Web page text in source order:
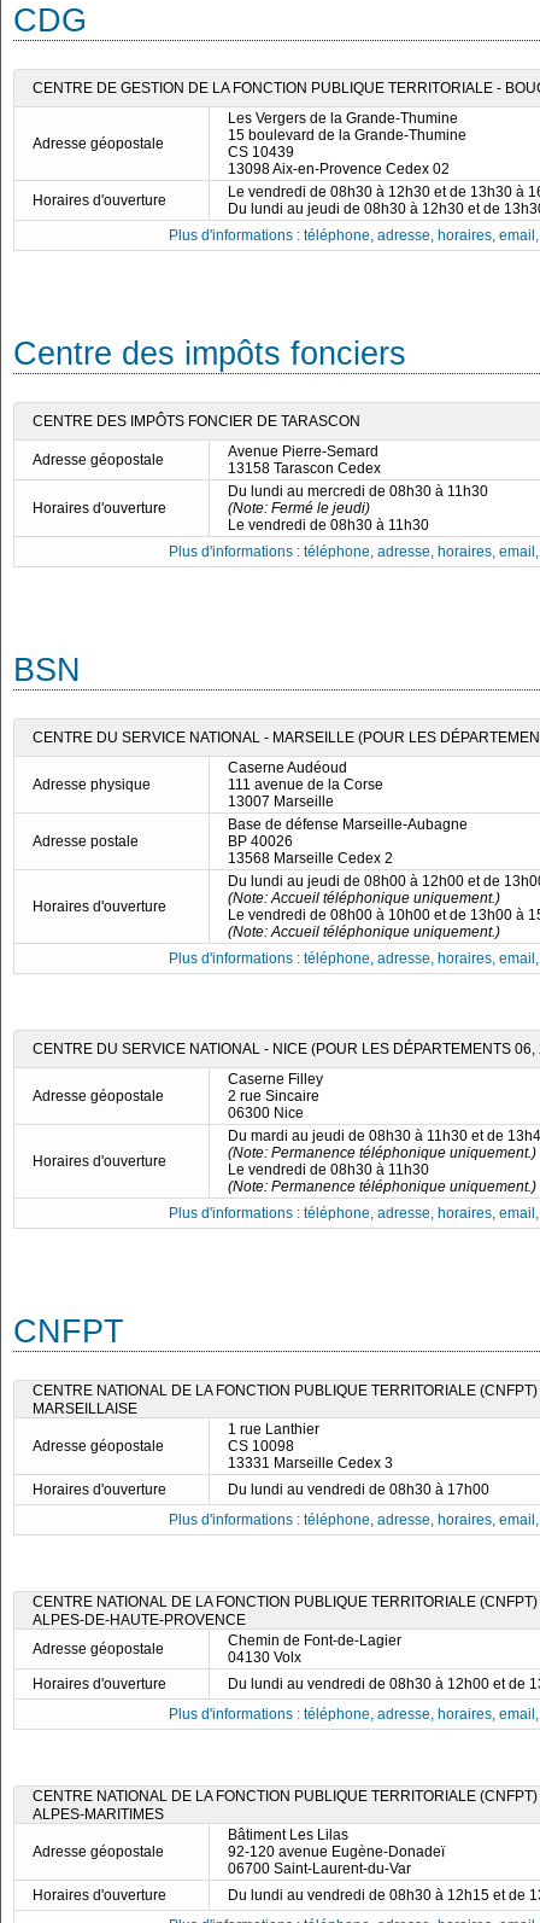
CDG
CENTRE DE GESTION DE LA FONCTION PUBLIQUE TERRITORIALE -
Adresse géopostale
Les Vergers de la Grande-Thumine
15 boulevard de la Grande-Thumine
CS 10439
13098 Aix-en-Provence Cedex 02
Horaires d'ouverture
Le vendredi de 08h30 à 12h30 et de 13h30 à
Du lundi au jeudi de 08h30 à 12h30 et de
Plus d'informations : téléphone, adresse, horaires,
Centre des impôts fonciers
CENTRE DES IMPÔTS FONCIER DE TARASCON
Adresse géopostale
Avenue Pierre-Semard
13158 Tarascon Cedex
Horaires d'ouverture
Du lundi au mercredi de 08h30 à 11h30
(Note: Fermé le jeudi)
Le vendredi de 08h30 à 11h30
Plus d'informations : téléphone, adresse, horaires,
BSN
CENTRE DU SERVICE NATIONAL - MARSEILLE (POUR LES
Adresse physique
Caserne Audéoud
111 avenue de la Corse
13007 Marseille
Adresse postale
Base de défense Marseille-Aubagne
BP 40026
13568 Marseille Cedex 2
Horaires d'ouverture
Du lundi au jeudi de 08h00 à 12h00 et de
(Note: Accueil téléphonique uniquement.)
Le vendredi de 08h00 à 10h00 et de 13h00 à
(Note: Accueil téléphonique uniquement.)
Plus d'informations : téléphone, adresse, horaires,
CENTRE DU SERVICE NATIONAL - NICE (POUR LES DÉPARTEMENTS 06,
Adresse géopostale
Caserne Filley
2 rue Sincaire
06300 Nice
Horaires d'ouverture
Du mardi au jeudi de 08h30 à 11h30 et de
(Note: Permanence téléphonique uniquement.)
Le vendredi de 08h30 à 11h30
(Note: Permanence téléphonique uniquement.)
Plus d'informations : téléphone, adresse, horaires,
CNFPT
CENTRE NATIONAL DE LA FONCTION PUBLIQUE TERRITORIALE
MARSEILLAISE
Adresse géopostale
1 rue Lanthier
CS 10098
13331 Marseille Cedex 3
Horaires d'ouverture
Du lundi au vendredi de 08h30 à 17h00
Plus d'informations : téléphone, adresse, horaires,
CENTRE NATIONAL DE LA FONCTION PUBLIQUE TERRITORIALE
ALPES-DE-HAUTE-PROVENCE
Adresse géopostale
Chemin de Font-de-Lagier
04130 Volx
Horaires d'ouverture
Du lundi au vendredi de 08h30 à 12h00 et de
Plus d'informations : téléphone, adresse, horaires,
CENTRE NATIONAL DE LA FONCTION PUBLIQUE TERRITORIALE
ALPES-MARITIMES
Adresse géopostale
Bâtiment Les Lilas
92-120 avenue Eugène-Donadeï
06700 Saint-Laurent-du-Var
Horaires d'ouverture
Du lundi au vendredi de 08h30 à 12h15 et de